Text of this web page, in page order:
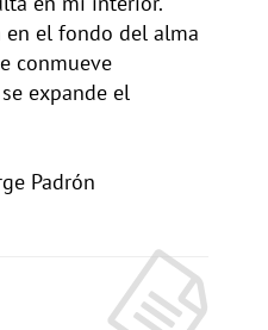
en el fondo del alma
conmueve
expande el
Padrón